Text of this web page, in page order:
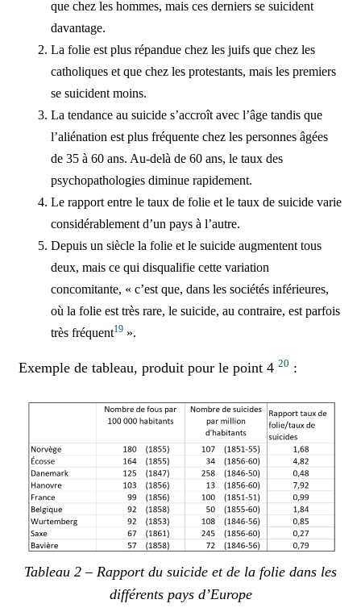
que chez les hommes, mais ces derniers se suicident
davantage.
La folie est plus répandue chez les juifs que chez les
catholiques et que chez les protestants, mais les premiers
se suicident moins.
La tendance au suicide s’accroît avec l’âge tandis que
l’aliénation est plus fréquente chez les personnes âgées
de 35 à 60 ans. Au-delà de 60 ans, le taux des
psychopathologies diminue rapidement.
Le rapport entre le taux de folie et le taux de suicide varie
considérablement d’un pays à l’autre.
Depuis un siècle la folie et le suicide augmentent tous
deux, mais ce qui disqualifie cette variation
concomitante, « c’est que, dans les sociétés inférieures,
où la folie est très rare, le suicide, au contraire, est parfois
très fréquent19 ».
Exemple de tableau, produit pour le point 4 20 :
Tableau 2 – Rapport du suicide et de la folie dans les
différents pays d’Europe